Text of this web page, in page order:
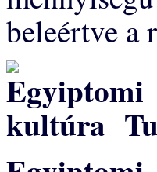
beleértve a